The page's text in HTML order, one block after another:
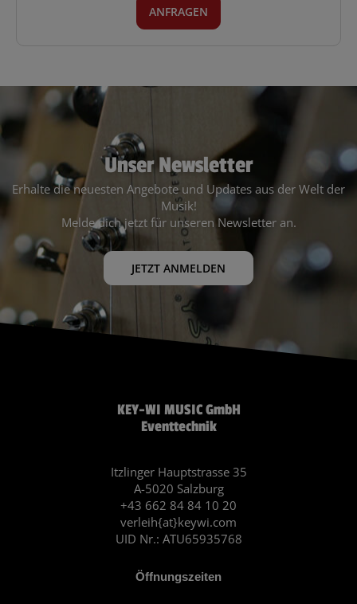
ANFRAGEN
Unser Newsletter
Erhalte die neuesten Angebote und Updates aus der Welt der
Musik!
Melde dich jetzt für unseren Newsletter an.
JETZT ANMELDEN
KEY-WI MUSIC GmbH
Eventtechnik
Itzlinger Hauptstrasse 35
A-5020 Salzburg
+43 662 84 84 10 20
verleih{at}keywi.com
UID Nr.: ATU65935768
Öffnungszeiten